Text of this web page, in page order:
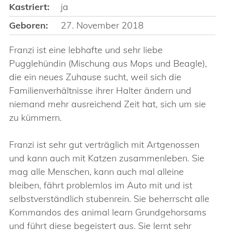
Kastriert:
ja
Geboren:
27. November 2018
Franzi ist eine lebhafte und sehr liebe
Pugglehündin (Mischung aus Mops und Beagle),
die ein neues Zuhause sucht, weil sich die
Familienverhältnisse ihrer Halter ändern und
niemand mehr ausreichend Zeit hat, sich um sie
zu kümmern.
Franzi ist sehr gut verträglich mit Artgenossen
und kann auch mit Katzen zusammenleben. Sie
mag alle Menschen, kann auch mal alleine
bleiben, fährt problemlos im Auto mit und ist
selbstverständlich stubenrein. Sie beherrscht alle
Kommandos des animal learn Grundgehorsams
und führt diese begeistert aus. Sie lernt sehr